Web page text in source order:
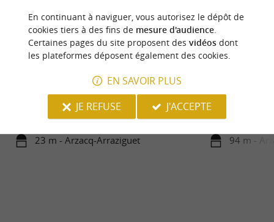
Randoland sont conçues comme un jeu de piste.
Observez et ...
23 m - Arzacq-Arraziguet
bastide est une
94 m -
En continuant à naviguer, vous autorisez le dépôt de
cookies tiers à des fins de mesure d'audience.
Certaines pages du site proposent des vidéosdont
les plateformes déposent également des cookies.
EN SAVOIR PLUS
JE REFUSE
J'ACCEPTE